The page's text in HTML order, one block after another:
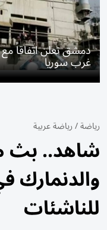
دمشق تعلن اتفاقاً
غرب سوريا
رياضة/رياضة عربية
شاهد.. بث
والدنمارك
للناشئات